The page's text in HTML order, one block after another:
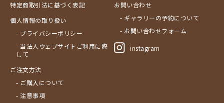
特定商取引法に基づく表記
個人情報の取り扱い
- プライバシーポリシー
- 当法人ウェブサイトご利用に際
して
ご注文方法
- ご購入について
- 注意事項
お問い合わせ
- ギャラリーの予約について
- お問い合わせフォーム
instagram